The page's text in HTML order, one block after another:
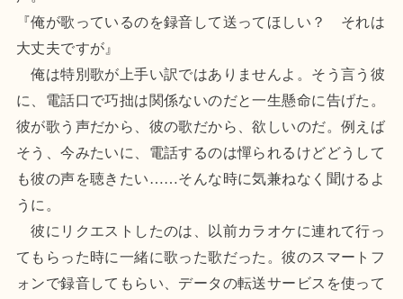
『俺が歌っているのを録音して送ってほしい？ それは
大丈夫ですが』
俺は特別歌が上手い訳ではありませんよ。そう言う彼
に、電話口で巧拙は関係ないのだと一生懸命に告げた。
彼が歌う声だから、彼の歌だから、欲しいのだ。例えば
そう、今みたいに、電話するのは憚られるけどどうして
も彼の声を聴きたい……そんな時に気兼ねなく聞けるよ
うに。
彼にリクエストしたのは、以前カラオケに連れて行っ
てもらった時に一緒に歌った歌だった。彼のスマートフ
ォンで録音してもらい、データの転送サービスを使って